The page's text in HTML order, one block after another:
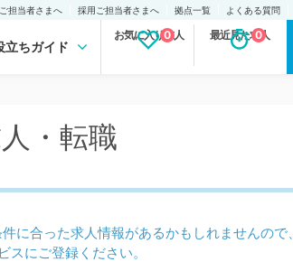
担当者さまへ 採用ご担当者さまへ 拠点一覧 よくある質問
立ちガイド
お気に入り求人
0 最近見た求人
0
・転職
に合った求人情報があるかもしれませんので、
にご登録ください。